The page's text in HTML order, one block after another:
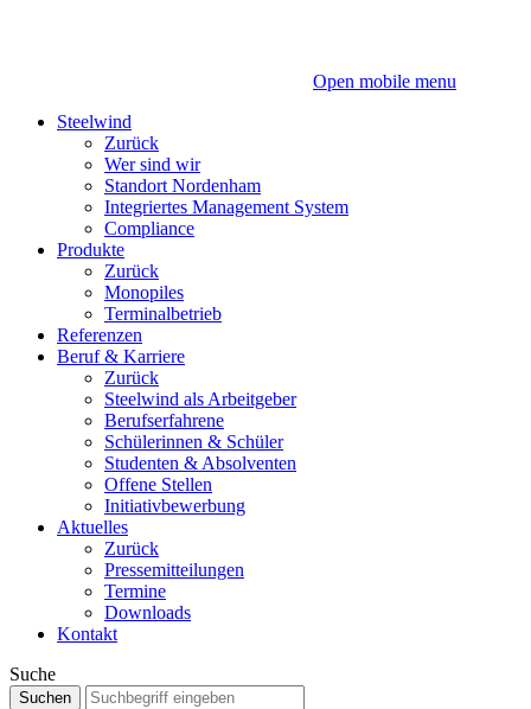
Open mobile menu
Steelwind
Zurück
Wer sind wir
Standort Nordenham
Integriertes Management System
Compliance
Produkte
Zurück
Monopiles
Terminalbetrieb
Referenzen
Beruf & Karriere
Zurück
Steelwind als Arbeitgeber
Berufserfahrene
Schülerinnen & Schüler
Studenten & Absolventen
Offene Stellen
Initiativbewerbung
Aktuelles
Zurück
Pressemitteilungen
Termine
Downloads
Kontakt
Suche